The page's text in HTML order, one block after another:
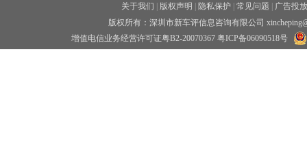
关于我们 版权声明 隐私保护 常见问题
广告投放
版权所有：深圳市新车评信息咨询有限公司
增值电信业务经营许可证粤B2-20070367 粤ICP备06090518号